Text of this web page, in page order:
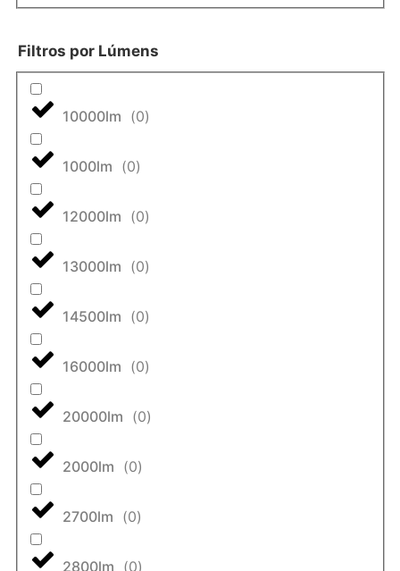
Filtros por Lúmens
10000lm (0)
1000lm (0)
12000lm (0)
13000lm (0)
14500lm (0)
16000lm (0)
20000lm (0)
2000lm (0)
2700lm (0)
2800lm (0)